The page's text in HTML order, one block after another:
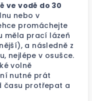
ve vodě do 30
nebo v
promáchejte
měla prací lázeň
a následně z
nejlépe v osušce.
volně
nutné prát
času protřepat a